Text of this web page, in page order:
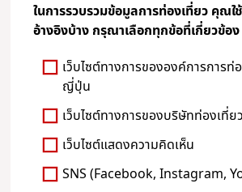
ในการรวบรวมข้อมูลการท่องเที่ยว คุณใ
อ้างอิงบ้าง กรุณาเลือกทุกข้อที่เกี่ยวข้อง
เว็บไซต์ทางการขององค์การการท่
ญี่ปุ่น
เว็บไซต์ทางการของบริษัทท่องเที่ยว
เว็บไซต์แสดงความคิดเห็น
SNS (Facebook, Instagram,